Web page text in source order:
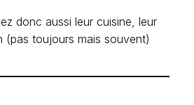
donc aussi leur cuisine, leur
(pas toujours mais souvent)